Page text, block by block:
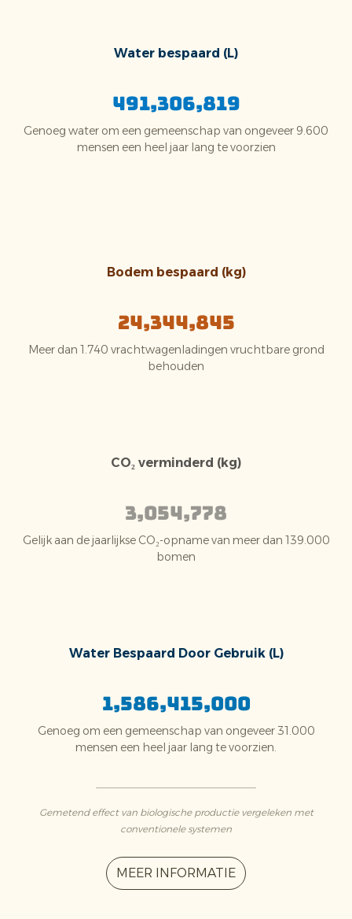
Water bespaard (L)
491,306,819
Genoeg water om een gemeenschap van ongeveer 9.600
mensen een heel jaar lang te voorzien
Bodem bespaard (kg)
24,344,845
Meer dan 1.740 vrachtwagenladingen vruchtbare grond
behouden
CO₂ verminderd (kg)
3,054,778
Gelijk aan de jaarlijkse CO₂-opname van meer dan 139.000
bomen
Water Bespaard Door Gebruik (L)
1,586,415,000
Genoeg om een gemeenschap van ongeveer 31.000
mensen een heel jaar lang te voorzien.
Gemetend effect van biologische productie vergeleken met
conventionele systemen
MEER INFORMATIE